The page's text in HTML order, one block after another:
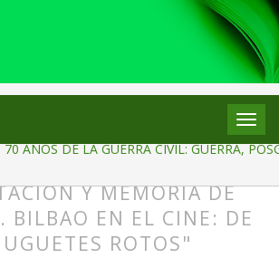
AÑOS DE LA GUERRA CIVIL: GUERRA,
Y MEMORIA DE
BILBAO EN EL CINE: DE
ROTOS"